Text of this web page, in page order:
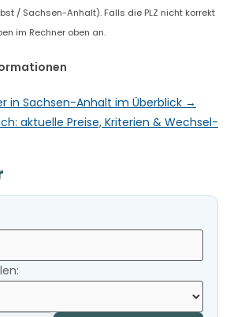
/ Sachsen-Anhalt). Falls die PLZ nicht korrekt
im Rechner oben an.
in Sachsen-Anhalt im Überblick →
aktuelle Preise, Kriterien & Wechsel-